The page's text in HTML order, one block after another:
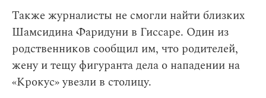
Также журналисты не смогли найти близких
Шамсидина Фаридуни в Гиссаре. Один из
родственников сообщил им, что родителей,
жену и тещу фигуранта дела о нападении на
«Крокус» увезли в столицу.